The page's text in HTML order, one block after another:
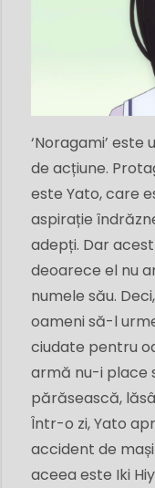
‘Noragami’
de acțiune.
este Yato, care
aspirație
adepți. Dar
deoarece el nu
numele său.
oameni să-l
ciudate pentru
armă nu-i place
părăsească,
Într-o zi, Yato
accident de
aceea este Iki